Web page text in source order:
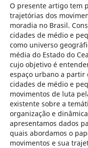
O presente artigo tem
trajetórias dos
moradia no Brasil.
cidades de médio e
como universo
média do Estado do
cujo objetivo é
espaço urbano a partir
cidades de médio e
movimentos de luta
existente sobre a
organização e
apresentamos dados
quais abordamos o
movimentos e sua